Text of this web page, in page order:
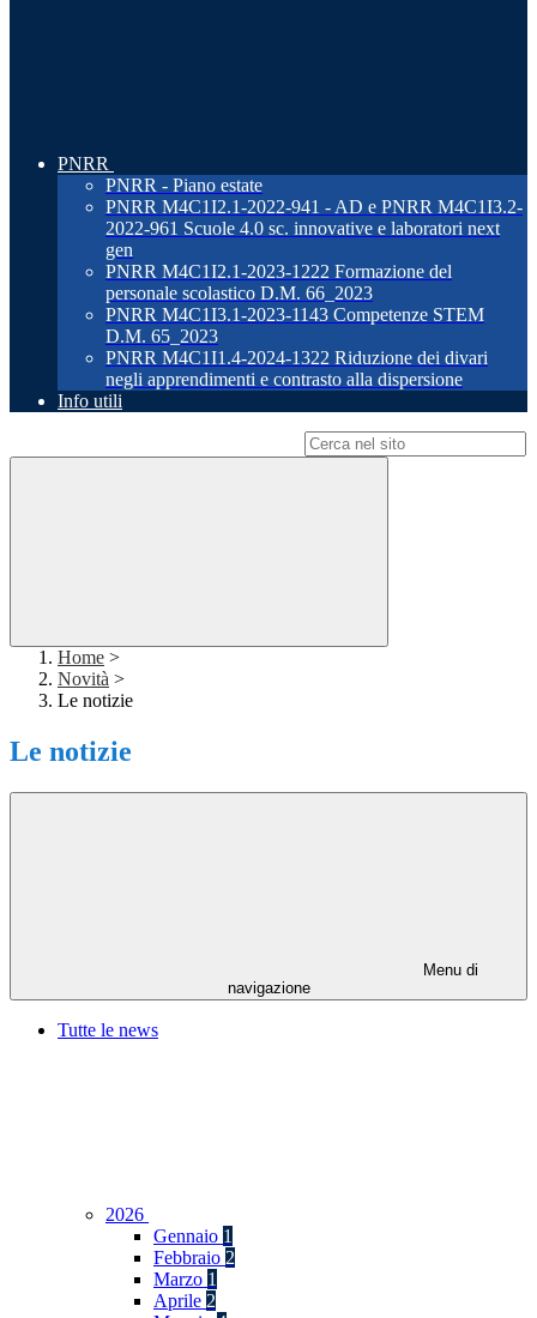
PNRR
PNRR - Piano estate
PNRR M4C1I2.1-2022-941 - AD e PNRR M4C1I3.2-
2022-961 Scuole 4.0 sc. innovative e laboratori next
gen
PNRR M4C1I2.1-2023-1222 Formazione del
personale scolastico D.M. 66_2023
PNRR M4C1I3.1-2023-1143 Competenze STEM
D.M. 65_2023
PNRR M4C1I1.4-2024-1322 Riduzione dei divari
negli apprendimenti e contrasto alla dispersione
Info utili
Home >
Novità >
Le notizie
Le notizie
Menu di
navigazione
Tutte le news
2026
Gennaio 1
Febbraio 2
Marzo 1
Aprile 2